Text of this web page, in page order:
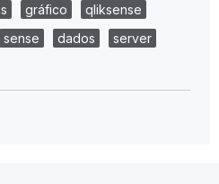
gráfico
qliksense
sense dados
server